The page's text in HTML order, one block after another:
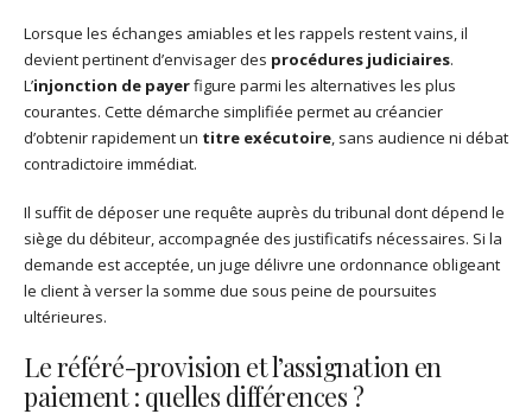
Lorsque les échanges amiables et les rappels restent vains, il
devient pertinent d’envisager des procédures judiciaires.
L’injonction de payerfigure parmi les alternatives les plus
courantes. Cette démarche simplifiée permet au créancier
d’obtenir rapidement un titre exécutoire, sans audience ni débat
contradictoire immédiat.
Il suffit de déposer une requête auprès du tribunal dont dépend le
siège du débiteur, accompagnée des justificatifs nécessaires. Si la
demande est acceptée, un juge délivre une ordonnance obligeant
le client à verser la somme due sous peine de poursuites
ultérieures.
Le référé-provision et l’assignation en
paiement : quelles différences ?